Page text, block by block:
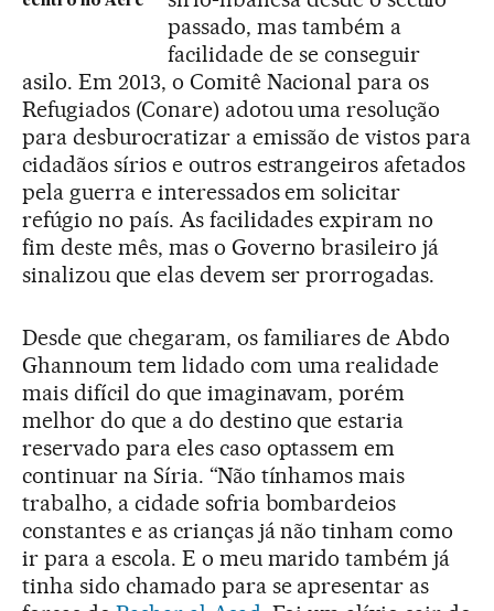
passado, mas também a
facilidade de se conseguir
asilo. Em 2013, o Comitê Nacional para os
Refugiados (Conare) adotou uma resolução
para desburocratizar a emissão de vistos para
cidadãos sírios e outros estrangeiros afetados
pela guerra e interessados em solicitar
refúgio no país. As facilidades expiram no
fim deste mês, mas o Governo brasileiro já
sinalizou que elas devem ser prorrogadas.
Desde que chegaram, os familiares de Abdo
Ghannoum tem lidado com uma realidade
mais difícil do que imaginavam, porém
melhor do que a do destino que estaria
reservado para eles caso optassem em
continuar na Síria. “Não tínhamos mais
trabalho, a cidade sofria bombardeios
constantes e as crianças já não tinham como
ir para a escola. E o meu marido também já
tinha sido chamado para se apresentar as